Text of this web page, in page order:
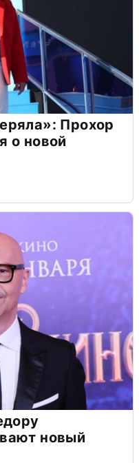
Прохор
о новой
новый